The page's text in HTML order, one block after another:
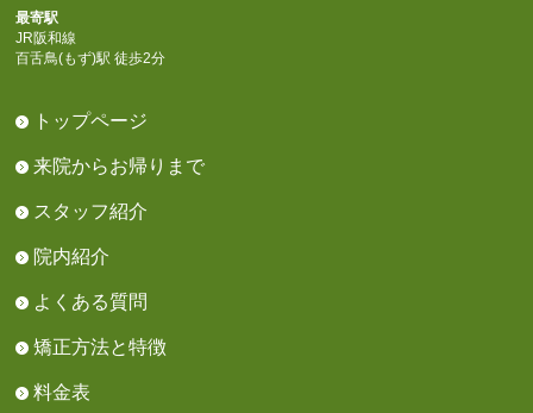
最寄駅
JR阪和線
百舌鳥(もず)駅 徒歩2分
トップページ
来院からお帰りまで
スタッフ紹介
院内紹介
よくある質問
矯正方法と特徴
料金表